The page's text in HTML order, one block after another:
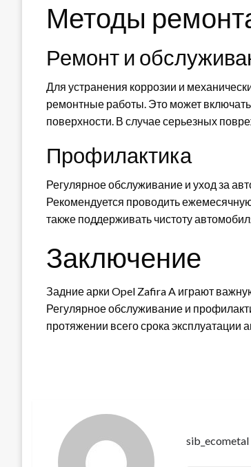
Методы
Ремонт и
Для устранения коррозии и
ремонтные работы. Это может
поверхности. В случае серьезных
Профилактика
Регулярное обслуживание и уход за
Рекомендуется проводить
также поддерживать чистоту
Заключение
Задние арки Opel Zafira A играют
Регулярное обслуживание и
протяжении всего срока эксплуатации
sib_ecometal